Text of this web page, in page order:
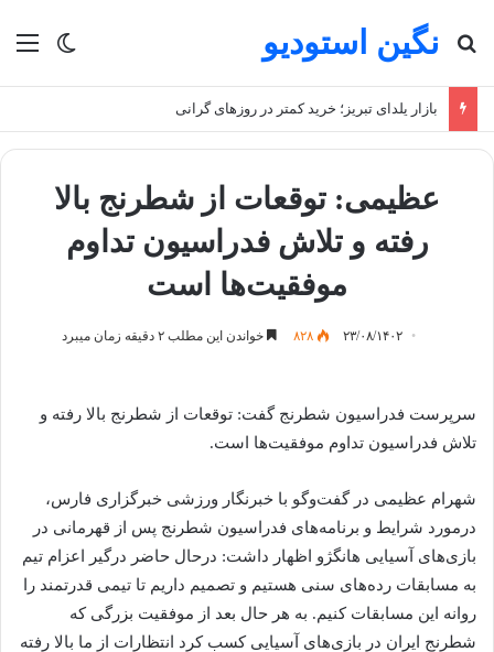
تغییر نگین استودیو
جستجو برای
بازار یلدای تبریز؛ خرید کمتر در روزهای گرانی
عظیمی: توقعات از شطرنج بالا
رفته و تلاش فدراسیون تداوم
موفقیت‌ها است
۲۳/۰۸/۱۴۰۲ ۸۲۸ خواندن این مطلب ۲ دقیقه زمان میبرد
سرپرست فدراسیون شطرنج گفت: توقعات از شطرنج بالا رفته و
تلاش فدراسیون تداوم موفقیت‌ها است.
شهرام عظیمی در گفت‌وگو با خبرنگار ورزشی خبرگزاری فارس،
درمورد شرایط و برنامه‌های فدراسیون شطرنج پس از قهرمانی در
بازی‌های آسیایی هانگژو اظهار داشت: درحال حاضر درگیر اعزام تیم
به مسابقات رده‌های سنی هستیم و تصمیم داریم تا تیمی قدرتمند را
روانه این مسابقات کنیم. به هر حال بعد از موفقیت بزرگی که
شطرنج ایران در بازی‌های آسیایی کسب کرد انتظارات از ما بالا رفته